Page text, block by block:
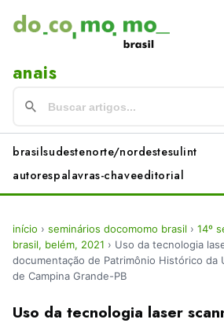
anais
brasilsudestenorte/nordestesulint
autorespalavras-chaveeditorial
início › seminários docomomo brasil › 14º
brasil, belém, 2021 › Uso da tecnologia
documentação de Patrimônio Histórico da
de Campina Grande-PB
Uso da tecnologia laser